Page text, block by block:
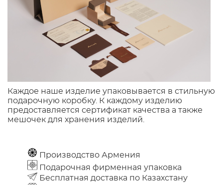
Каждое наше изделие упаковывается в стильную
подарочную коробку. К каждому изделию
предоставляется сертификат качества а также
мешочек для хранения изделий.
Производство Армения
Подарочная фирменная упаковка
Бесплатная доставка по Казахстану